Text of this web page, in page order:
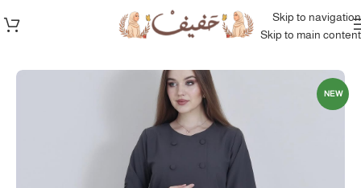
Skip to navigation
Skip to main content
الرئيسية/ المجموعة كاملة
NEW